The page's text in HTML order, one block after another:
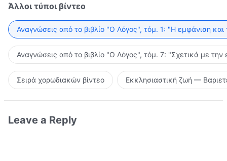
Άλλοι τύποι βίντεο
Αναγνώσεις από το βιβλίο "Ο Λόγος", τόμ. 1: "Η εμφάνιση
Αναγνώσεις από το βιβλίο "Ο Λόγος", τόμ. 7: "Σχετικά με την
Σειρά χορωδιακών βίντεο Εκκλησιαστική ζωή —
Leave a Reply